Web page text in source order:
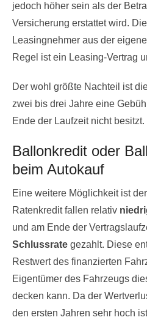
jedoch höher sein als der
Versicherung erstattet wird.
Leasingnehmer aus der
Regel ist ein Leasing-Vertrag
Der wohl größte Nachteil ist
zwei bis drei Jahre eine
Ende der Laufzeit nicht besitzt.
Ballonkredit oder
beim Autokauf
Eine weitere Möglichkeit ist der
Ratenkredit fallen relativ
und am Ende der
Schlussrate gezahlt. Diese
Restwert des finanzierten
Eigentümer des Fahrzeugs
decken kann. Da der
den ersten Jahren sehr hoch